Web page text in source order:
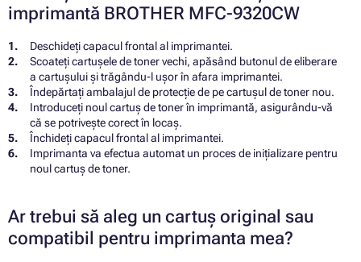
imprimantă BROTHER MFC-9320CW
Deschideți capacul frontal al imprimantei.
Scoateți cartușele de toner vechi, apăsând butonul de eliberare
a cartușului și trăgându-l ușor în afara imprimantei.
Îndepărtați ambalajul de protecție de pe cartușul de toner nou.
Introduceți noul cartuș de toner în imprimantă, asigurându-vă
că se potrivește corect în locaș.
Închideți capacul frontal al imprimantei.
Imprimanta va efectua automat un proces de inițializare pentru
noul cartuș de toner.
Ar trebui să aleg un cartuș original sau
compatibil pentru imprimanta mea?